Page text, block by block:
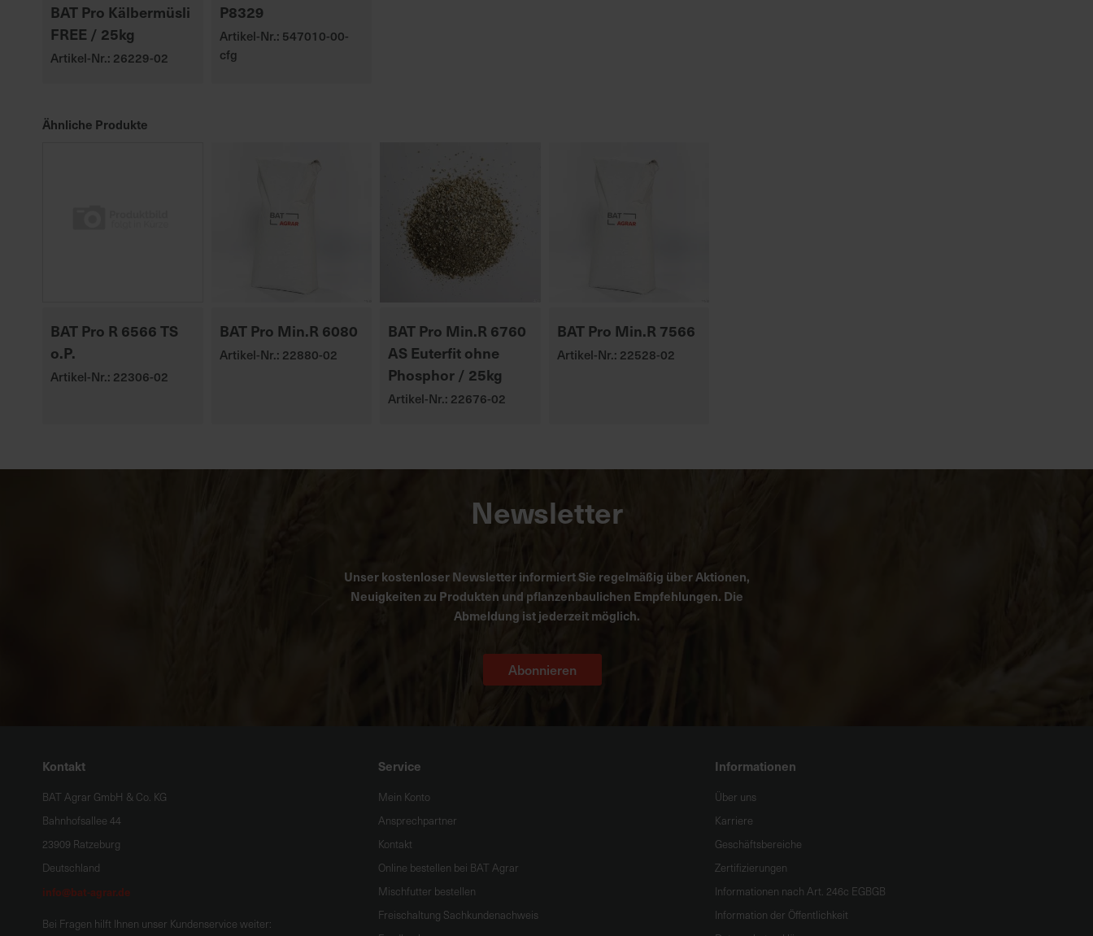
BAT Pro Kälbermüsli
FREE / 25kg
Artikel-Nr.: 26229-02
P8329
Artikel-Nr.: 547010-00-
cfg
Ähnliche Produkte
BAT Pro R 6566 TS
o.P.
Artikel-Nr.: 22306-02
BAT Pro Min.R 6080
Artikel-Nr.: 22880-02
BAT Pro Min.R 6760
AS Euterfit ohne
Phosphor / 25kg
Artikel-Nr.: 22676-02
BAT Pro Min.R 7566
Artikel-Nr.: 22528-02
Newsletter
Unser kostenloser Newsletter informiert Sie regelmäßig über Aktionen,
Neuigkeiten zu Produkten und pflanzenbaulichen Empfehlungen. Die
Abmeldung ist jederzeit möglich.
Abonnieren
Kontakt
BAT Agrar GmbH & Co. KG
Bahnhofsallee 44
23909 Ratzeburg
Deutschland
info@bat-agrar.de
Bei Fragen hilft Ihnen unser Kundenservice weiter:
Service
Mein Konto
Ansprechpartner
Kontakt
Online bestellen bei BAT Agrar
Mischfutter bestellen
Freischaltung Sachkundenachweis
Informationen
Über uns
Karriere
Geschäftsbereiche
Zertifizierungen
Informationen nach Art. 246c EGBGB
Information der Öffentlichkeit